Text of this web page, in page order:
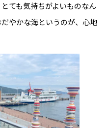
ても気持ちがよいものなん
やかな海というのが、心地